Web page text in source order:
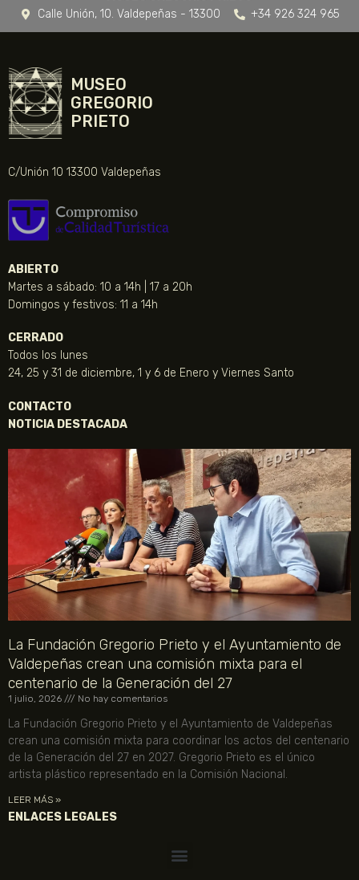
Calle Unión, 10. Valdepeñas - 13300
+34 926 324 965
MUSEO
GREGORIO
PRIETO
C/Unión 10 13300 Valdepeñas
ABIERTO
Martes a sábado: 10 a 14h | 17 a 20h
Domingos y festivos: 11 a 14h
CERRADO
Todos los lunes
24, 25 y 31 de diciembre, 1 y 6 de Enero y Viernes Santo
CONTACTO
NOTICIA DESTACADA
La Fundación Gregorio Prieto y el Ayuntamiento de
Valdepeñas crean una comisión mixta para el
centenario de la Generación del 27
1 julio, 2026 No hay comentarios
La Fundación Gregorio Prieto y el Ayuntamiento de Valdepeñas
crean una comisión mixta para coordinar los actos del centenario
de la Generación del 27 en 2027. Gregorio Prieto es el único
artista plástico representado en la Comisión Nacional.
LEER MÁS »
ENLACES LEGALES